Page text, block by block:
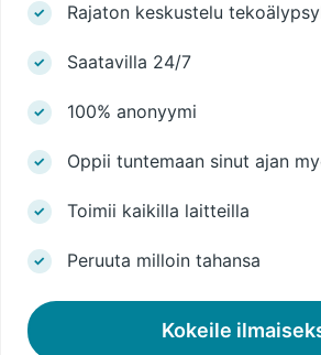
Rajaton keskustelu
Saatavilla 24/7
100% anonyymi
Oppii tuntemaan sinut ajan
Toimii kaikilla laitteilla
Peruuta milloin tahansa
Kokeile